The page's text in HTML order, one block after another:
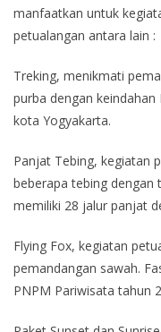
manfaatkan untuk
petualangan antara lain :
Treking, menikmati
purba dengan
kota Yogyakarta.
Panjat Tebing, kegiatan
beberapa tebing dengan
memiliki 28 jalur panjat
Flying Fox, kegiatan
pemandangan sawah.
PNPM Pariwisata tahun